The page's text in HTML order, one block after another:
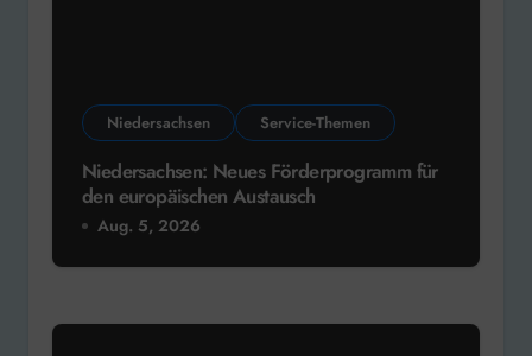
Niedersachsen Service-Themen
Niedersachsen: Neues Förderprogramm für
den europäischen Austausch
Aug. 5, 2026